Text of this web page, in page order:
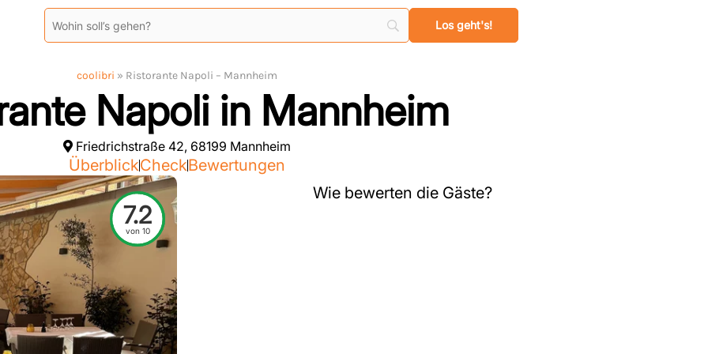
coolibri » Ristorante Napoli – Mannheim
Napoli in Mannheim
Friedrichstraße 42, 68199 Mannheim
ÜberblickCheckBewertungen
7.2
von 10
Wie bewerten die Gäste?